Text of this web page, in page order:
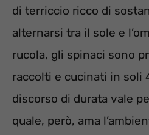
di terriccio ricco di
alternarsi tra il sole e
rucola, gli spinaci sono
raccolti e cucinati in soli
discorso di durata vale
quale, però, ama